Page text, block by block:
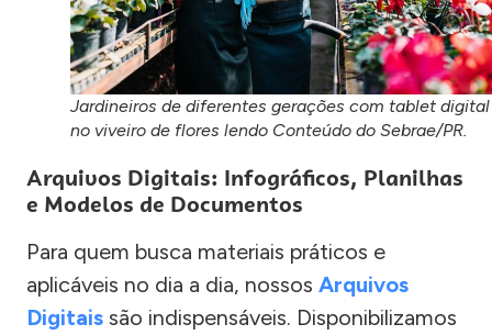
Jardineiros de diferentes gerações com tablet digital
no viveiro de flores lendo Conteúdo do Sebrae/PR.
Arquivos Digitais: Infográficos, Planilhas
e Modelos de Documentos
Para quem busca materiais práticos e
aplicáveis no dia a dia, nossos Arquivos
Digitais são indispensáveis. Disponibilizamos